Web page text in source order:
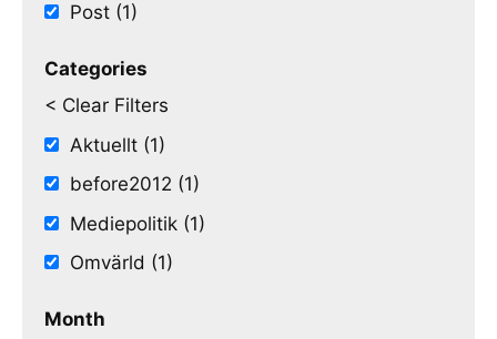
Post (1)
Categories
< Clear Filters
Aktuellt (1)
before2012 (1)
Mediepolitik (1)
Omvärld (1)
Month